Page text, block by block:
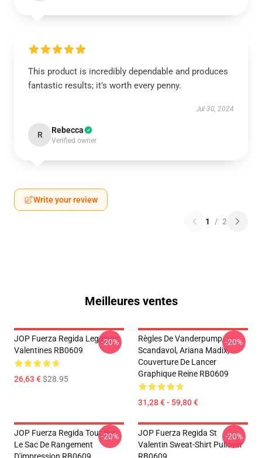
This product is incredibly dependable and produces
fantastic results; it’s worth every penny.
Jul 30, 2024
R Rebecca
Verified owner
Write your review
1 / 2
Meilleures ventes
JOP Fuerza Regida Leggings
Valentines RB0609
26,63 €$28.95
-20%
Règles De Vanderpump,
Scandavol, Ariana Madix,
Couverture De Lancer
Graphique Reine RB0609
31,28 € - 59,80 €
-20%
JOP Fuerza Regida Tout Sur
Le Sac De Rangement
-20%
JOP Fuerza Regida St
Valentin Sweat-Shirt Pullover
-20%